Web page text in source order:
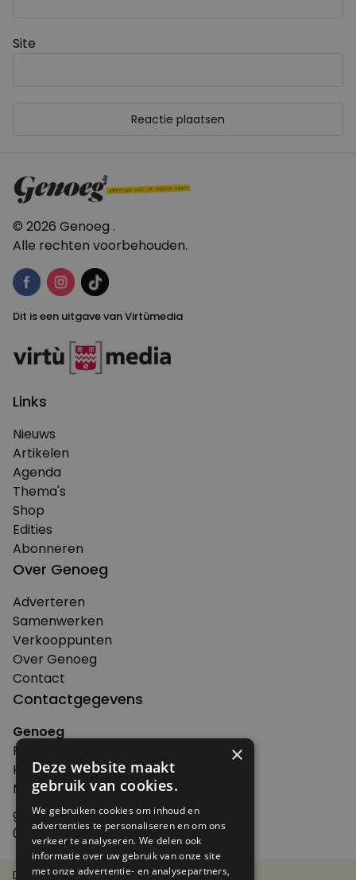
Site
© 2026 Genoeg .
Alle rechten voorbehouden.
Dit is een uitgave van Virtùmedia
Links
Nieuws
Artikelen
Agenda
Thema's
Shop
Edities
Abonneren
Over Genoeg
Adverteren
Samenwerken
Verkooppunten
Over Genoeg
Contact
Contactgegevens
Genoeg
Postbus 595 - 3700 AN Zeist
Huis ter Heideweg 13 - 3705MA Zeist
Nederland
genoeg@spabonneeservice.nl
088-1102091
Disclaimer Privacy Statement
×
Deze website maakt
gebruik van cookies.
We gebruiken cookies om inhoud en
advertenties te personaliseren en om ons
verkeer te analyseren. We delen ook
informatie over uw gebruik van onze site
met onze advertentie- en analysepartners,